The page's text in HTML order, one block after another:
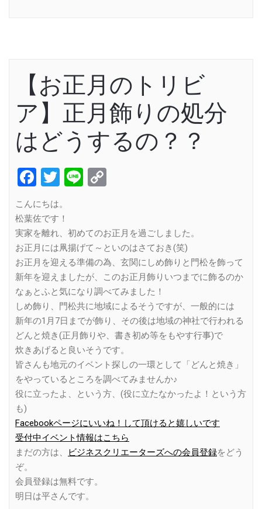
【お正月のトリビ
ア】正月飾りの処分
はどうするの？？
Facebook
Twitter
Line
こんにちは。
松葉佐です！
実家を離れ、初めてのお正月を過ごしました。
お正月には凧揚げて～といのはさておき(笑)
お正月を迎える準備の為、玄関にしめ飾りと門松を飾って
新年を迎えましたが、このお正月飾りいつまでに飾るのか
なぁとふと気になり調べてみました！
しめ飾り、門松共に地域によるそうですが、一般的には
新年の1月7日までが飾り、その後は地域の神社で行われる
どんと焼き(正月飾りや、書き初め等をもやす行事)で
炊きあげると良いそうです。
皆さんも地元のイベント探しの一環として「どんと焼き」
をやっているところを調べてみませんか♪
役に立ったよ、という方、(役に立たなかったよ！という方
も)
Facebookページにいいね！して頂けると嬉しいです
受付中イベント情報はこちら
まだの方は、
ビジネスクリエーターズへの会員登録をどう
ぞ。
会員登録は無料です。
明日は平さんです。